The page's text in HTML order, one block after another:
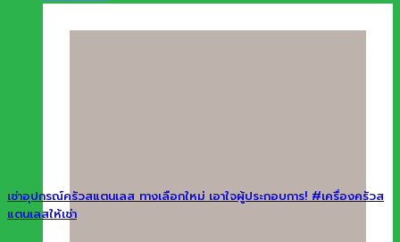
เช่าอุปกรณ์ครัวสแตนเลส ทางเลือกใหม่ เอาใจผู้ประกอบการ! #เครื่องครัวส
แตนเลสให้เช่า